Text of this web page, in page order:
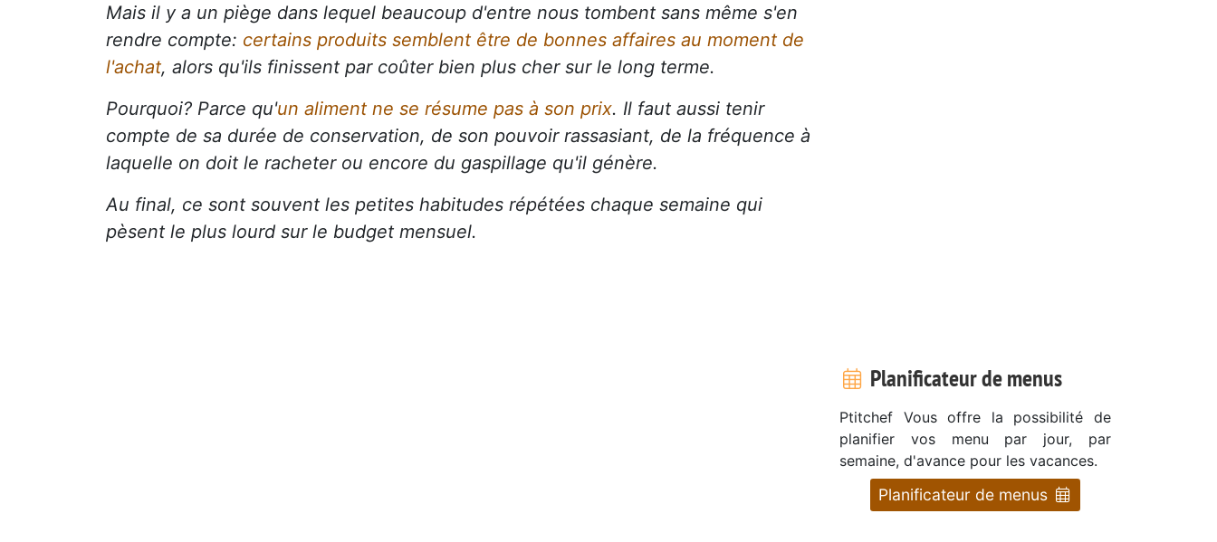
Mais il y a un piège dans lequel beaucoup d'entre nous tombent sans même s'en
rendre compte: certains produits semblent être de bonnes affaires au moment de
l'achat, alors qu'ils finissent par coûter bien plus cher sur le long terme.
Pourquoi? Parce qu'un aliment ne se résume pas à son prix. Il faut aussi tenir
compte de sa durée de conservation, de son pouvoir rassasiant, de la fréquence à
laquelle on doit le racheter ou encore du gaspillage qu'il génère.
Au final, ce sont souvent les petites habitudes répétées chaque semaine qui
pèsent le plus lourd sur le budget mensuel.
Planificateur de menus
Ptitchef Vous offre la possibilité de
planifier vos menu par jour, par
semaine, d'avance pour les vacances.
Planificateur de menus